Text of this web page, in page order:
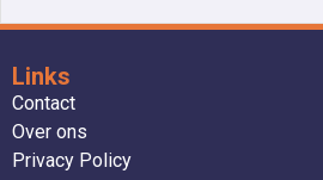
Links
Contact
Over ons
Privacy Policy